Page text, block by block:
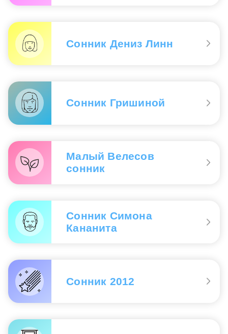
Сонник Дениз Линн
Сонник Гришиной
Малый Велесов
сонник
Сонник Симона
Кананита
Сонник 2012